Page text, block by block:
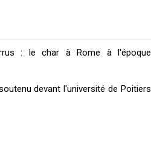
: le char à Rome à l'époque
devant l'université de Poitiers